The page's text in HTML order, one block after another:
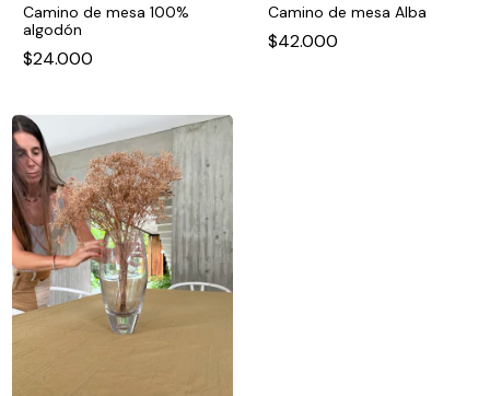
Camino de mesa 100%
algodón
$24.000
Camino de mesa Alba
$42.000